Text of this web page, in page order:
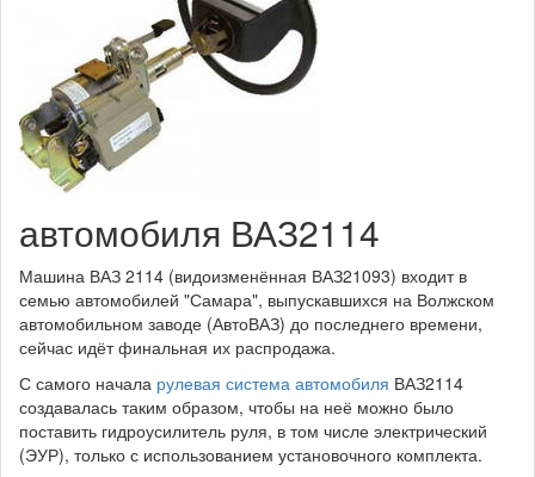
автомобиля ВАЗ2114
Машина ВАЗ 2114 (видоизменённая ВАЗ21093) входит в
семью автомобилей "Самара", выпускавшихся на Волжском
автомобильном заводе (АвтоВАЗ) до последнего времени,
сейчас идёт финальная их распродажа.
С самого начала рулевая система автомобиля ВАЗ2114
создавалась таким образом, чтобы на неё можно было
поставить гидроусилитель руля, в том числе электрический
(ЭУР), только с использованием установочного комплекта.